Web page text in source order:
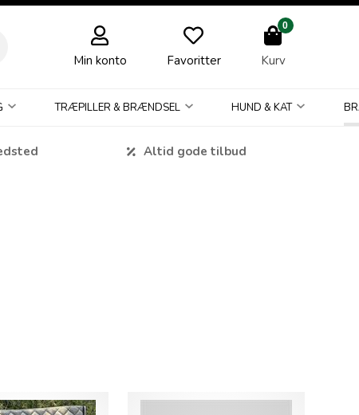
Min konto Favoritter
0
Kurv
TRÆPILLER & BRÆNDSEL HUND & KAT
Altid gode tilbud